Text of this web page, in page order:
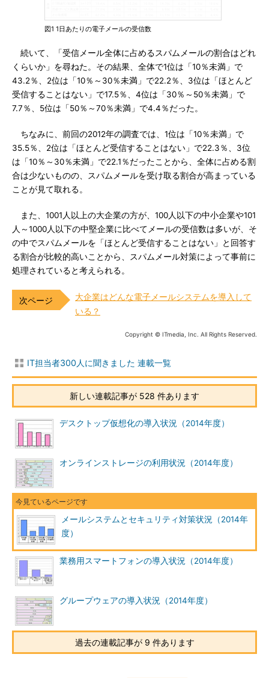
図1 1日あたりの電子メールの受信数
続いて、「受信メール全体に占めるスパムメールの割合はどれ
くらいか」を尋ねた。その結果、全体で1位は「10％未満」で
43.2％、2位は「10％～30％未満」で22.2％、3位は「ほとんど
受信することはない」で17.5％、4位は「30％～50％未満」で
7.7％、5位は「50％～70％未満」で4.4％だった。
ちなみに、前回の2012年の調査では、1位は「10％未満」で
35.5％、2位は「ほとんど受信することはない」で22.3％、3位
は「10％～30％未満」で22.1％だったことから、全体に占める割
合は少ないものの、スパムメールを受け取る割合が高まっている
ことが見て取れる。
また、1001人以上の大企業の方が、100人以下の中小企業や101
人～1000人以下の中堅企業に比べてメールの受信数は多いが、そ
の中でスパムメールを「ほとんど受信することはない」と回答す
る割合が比較的高いことから、スパムメール対策によって事前に
処理されていると考えられる。
大企業はどんな電子メールシステムを導入して
いる？
Copyright © ITmedia, Inc. All Rights Reserved.
IT担当者300人に聞きました 連載一覧
新しい連載記事が 528 件あります
デスクトップ仮想化の導入状況（2014年度）
オンラインストレージの利用状況（2014年度）
メールシステムとセキュリティ対策状況（2014年
度）
業務用スマートフォンの導入状況（2014年度）
グループウェアの導入状況（2014年度）
過去の連載記事が 9 件あります